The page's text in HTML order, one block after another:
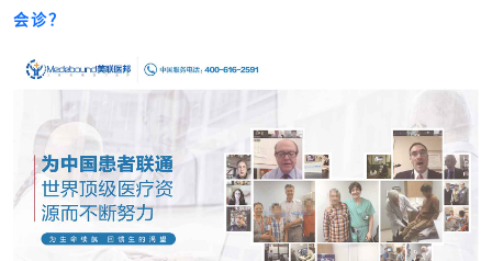
会诊？